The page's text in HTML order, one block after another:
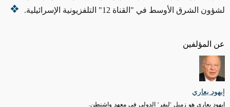
عن المؤلفين
إيهود يعاري
إيهود يعاري هو زميل "ليفر" الدولي في معهد واشنطن.
لشؤون الشرق الأوسط في "القناة 12" التلفزيونية الإسرائيلية.